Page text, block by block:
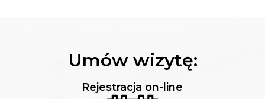
Umów wizytę:
Rejestracja on-line